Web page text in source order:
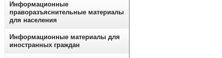
Информационные
праворазъяснительные материалы
для населения
Информационные материалы для
иностранных граждан